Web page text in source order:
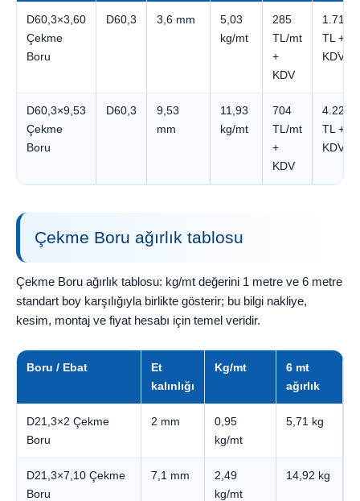
D60,3×3,60
Çekme
Boru
D60,3 3,6 mm
5,03
kg/mt
285
TL/mt
+
KDV
1.710
TL +
KDV
D60,3×9,53
Çekme
Boru
D60,3
9,53
mm
11,93
kg/mt
704
TL/mt
+
KDV
4.222
TL +
KDV
Çekme Boru ağırlık tablosu
Çekme Boru ağırlık tablosu: kg/mt değerini 1 metre ve 6 metre
standart boy karşılığıyla birlikte gösterir; bu bilgi nakliye,
kesim, montaj ve fiyat hesabı için temel veridir.
Boru / Ebat
Et
kalınlığı
Kg/mt
6 mt
ağırlık
D21,3×2 Çekme
Boru
2 mm
0,95
kg/mt
5,71 kg
D21,3×7,10 Çekme
Boru
7,1 mm
2,49
kg/mt
14,92 kg